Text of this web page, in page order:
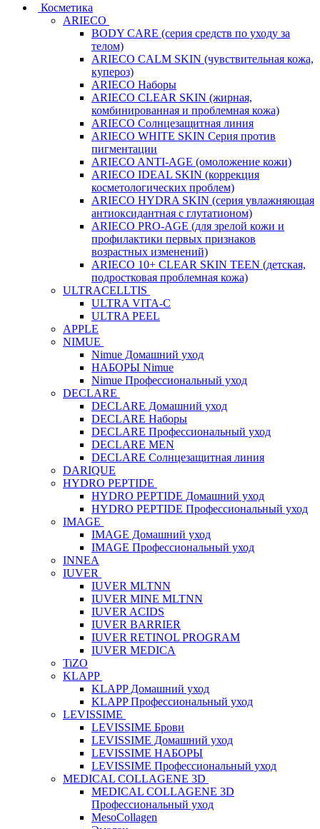
Косметика
ARIECO
BODY CARE (серия средств по уходу за
телом)
ARIECO CALM SKIN (чувствительная кожа,
купероз)
ARIECO Наборы
ARIECO CLEAR SKIN (жирная,
комбинированная и проблемная кожа)
ARIECO Солнцезащитная линия
ARIECO WHITE SKIN Серия против
пигментации
ARIECO ANTI-AGE (омоложение кожи)
ARIECO IDEAL SKIN (коррекция
косметологических проблем)
ARIECO HYDRA SKIN (серия увлажняющая
антиоксидантная с глутатионом)
ARIECO PRO-AGE (для зрелой кожи и
профилактики первых признаков
возрастных изменений)
ARIECO 10+ CLEAR SKIN TEEN (детская,
подростковая проблемная кожа)
ULTRACELLTIS
ULTRA VITA-C
ULTRA PEEL
APPLE
NIMUE
Nimue Домашний уход
НАБОРЫ Nimue
Nimue Профессиональный уход
DECLARE
DECLARE Домашний уход
DECLARE Наборы
DECLARE Профессиональный уход
DECLARE MEN
DECLARE Солнцезащитная линия
DARIQUE
HYDRO PEPTIDE
HYDRO PEPTIDE Домашний уход
HYDRO PEPTIDE Профессиональный уход
IMAGE
IMAGE Домашний уход
IMAGE Профессиональный уход
INNEA
IUVER
IUVER MLTNN
IUVER MINE MLTNN
IUVER ACIDS
IUVER BARRIER
IUVER RETINOL PROGRAM
IUVER MEDICA
TiZO
KLAPP
KLAPP Домашний уход
KLAPP Профессиональный уход
LEVISSIME
LEVISSIME Брови
LEVISSIME Домашний уход
LEVISSIME НАБОРЫ
LEVISSIME Профессиональный уход
MEDICAL COLLAGENE 3D
MEDICAL COLLAGENE 3D
Профессиональный уход
MesoCollagen